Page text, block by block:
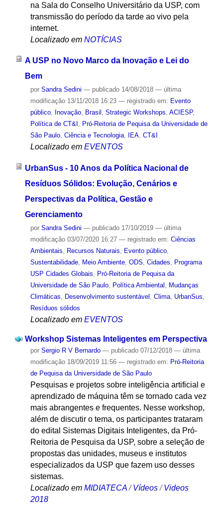
na Sala do Conselho Universitário da USP, com
transmissão do período da tarde ao vivo pela
internet.
Localizado em NOTÍCIAS
A USP no Novo Marco da Inovação e Lei do
Bem
por Sandra Sedini — publicado14/08/2018 — última
modificação13/11/2018 16:23 — registrado em: Evento
público, Inovação, Brasil , Strategic Workshops, ACIESP,
Política de CT&I , Pró-Reitoria de Pequisa da Universidade de
São Paulo, Ciência e Tecnologia, IEA, CT&I
Localizado em EVENTOS
UrbanSus - 10 Anos da Política Nacional de
Resíduos Sólidos: Evolução, Cenários e
Perspectivas da Política, Gestão e
Gerenciamento
por Sandra Sedini — publicado17/10/2019 — última
modificação03/07/2020 16:27 — registrado em: Ciências
Ambientais, Recursos Naturais, Evento público,
Sustentabilidade, Meio Ambiente, ODS, Cidades, Programa
USP Cidades Globais, Pró-Reitoria de Pequisa da
Universidade de São Paulo, Política Ambiental , Mudanças
Climáticas, Desenvolvimento sustentável , Clima, UrbanSus,
Resíduos sólidos
Localizado em EVENTOS
Workshop Sistemas Inteligentes em Perspectiva
por Sergio R V Bernardo — publicado07/12/2018 — última
modificação18/09/2019 11:56 — registrado em: Pró-Reitoria
de Pequisa da Universidade de São Paulo
Pesquisas e projetos sobre inteligência artificial e
aprendizado de máquina têm se tornado cada vez
mais abrangentes e frequentes. Nesse workshop,
além de discutir o tema, os participantes trataram
do edital Sistemas Digitais Inteligentes, da Pró-
Reitoria de Pesquisa da USP, sobre a seleção de
propostas das unidades, museus e institutos
especializados da USP que fazem uso desses
sistemas.
Localizado em MIDIATECA /Vídeos /Videos
2018